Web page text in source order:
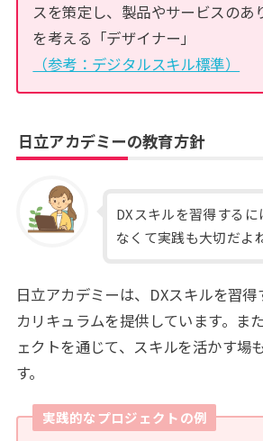
スを策定し、製品やサービスのあ
を考える「デザイナー」
（参考：デジタルスキル標準）
日立アカデミーの教育方針
DXスキルを習得する
なくて実践も大切だよ
日立アカデミーは、DXスキルを習
カリキュラムを提供しています。ま
ェクトを通じて、スキルを活かす場
す。
実践的なプロジェクトの例